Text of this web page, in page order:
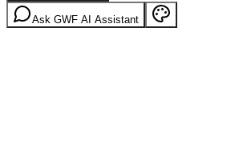
Ask GWF AI Assistant